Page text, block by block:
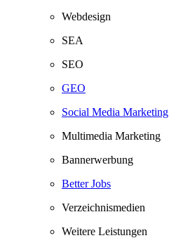
Webdesign
SEA
SEO
GEO
Social Media Marketing
Multimedia Marketing
Bannerwerbung
Better Jobs
Verzeichnismedien
Weitere Leistungen